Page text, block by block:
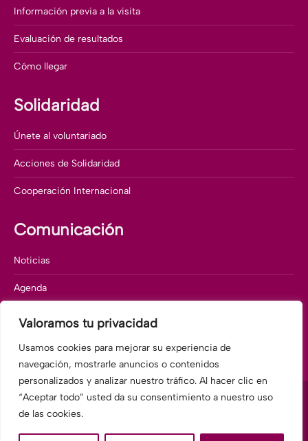
Valoramos tu privacidad
Usamos cookies para mejorar su experiencia de
navegación, mostrarle anuncios o contenidos
personalizados y analizar nuestro tráfico. Al hacer clic en
“Aceptar todo” usted da su consentimiento a nuestro uso
de las cookies.
Información previa a la visita
Evaluación de resultados
Cómo llegar
Solidaridad
Únete al voluntariado
Acciones de Solidaridad
Cooperación Internacional
Comunicación
Noticias
Agenda
Memorias corporativas
Departamento de comunicación